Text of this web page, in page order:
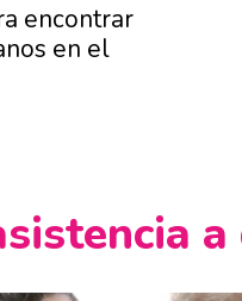
encontrar
en el